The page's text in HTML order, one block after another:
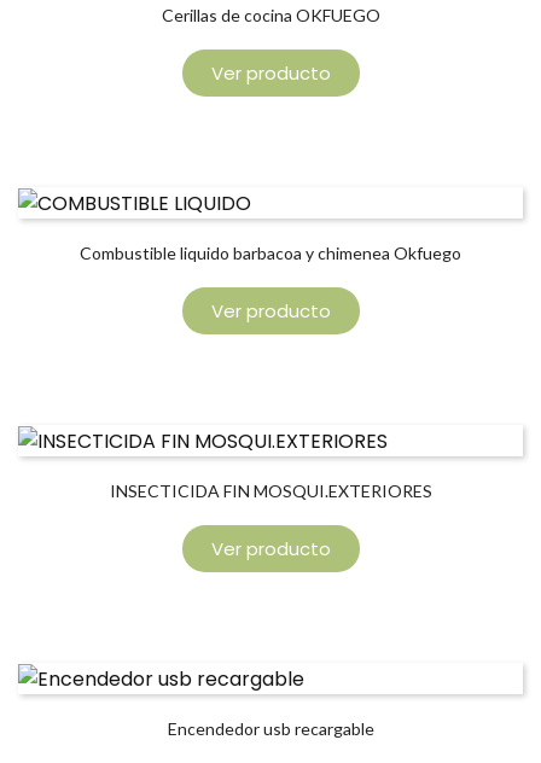
Cerillas de cocina OKFUEGO
Ver producto
Combustible liquido barbacoa y chimenea Okfuego
Ver producto
INSECTICIDA FIN MOSQUI.EXTERIORES
Ver producto
Encendedor usb recargable